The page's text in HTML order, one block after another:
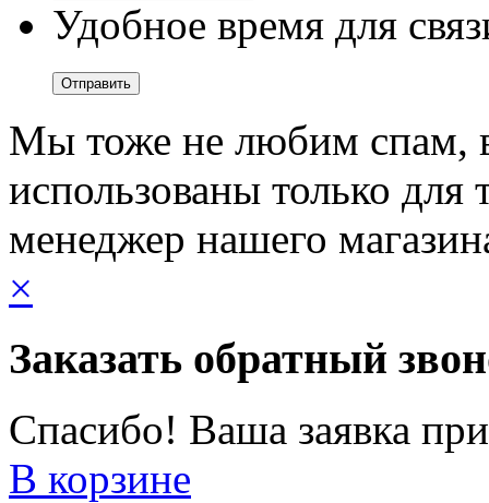
Удобное время для
Мы тоже не любим спам,
использованы только для
менеджер нашего
×
Заказать обратный
Спасибо! Ваша заявка
В корзине